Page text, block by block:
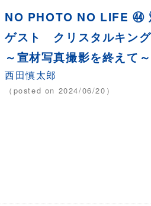
NO PHOTO NO LIFE ㊹
ゲスト クリスタルキン
～宣材写真撮影を終えて～
西田慎太郎
（posted on 2024/06/20）